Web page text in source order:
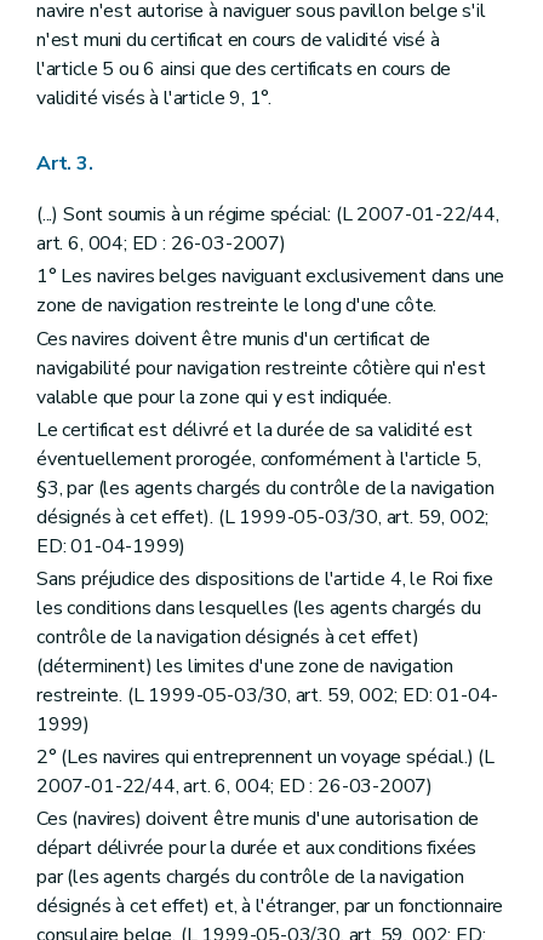
navire n'est autorise à naviguer sous pavillon belge s'il
n'est muni du certificat en cours de validité visé à
l'article 5 ou 6 ainsi que des certificats en cours de
validité visés à l'article 9, 1°.
Art. 3.
(...) Sont soumis à un régime spécial: (L 2007-01-22/44,
art. 6, 004; ED : 26-03-2007)
1° Les navires belges naviguant exclusivement dans une
zone de navigation restreinte le long d'une côte.
Ces navires doivent être munis d'un certificat de
navigabilité pour navigation restreinte côtière qui n'est
valable que pour la zone qui y est indiquée.
Le certificat est délivré et la durée de sa validité est
éventuellement prorogée, conformément à l'article 5,
§3, par (les agents chargés du contrôle de la navigation
désignés à cet effet). (L 1999-05-03/30, art. 59, 002;
ED: 01-04-1999)
Sans préjudice des dispositions de l'article 4, le Roi fixe
les conditions dans lesquelles (les agents chargés du
contrôle de la navigation désignés à cet effet)
(déterminent) les limites d'une zone de navigation
restreinte. (L 1999-05-03/30, art. 59, 002; ED: 01-04-
1999)
2° (Les navires qui entreprennent un voyage spécial.) (L
2007-01-22/44, art. 6, 004; ED : 26-03-2007)
Ces (navires) doivent être munis d'une autorisation de
départ délivrée pour la durée et aux conditions fixées
par (les agents chargés du contrôle de la navigation
désignés à cet effet) et, à l'étranger, par un fonctionnaire